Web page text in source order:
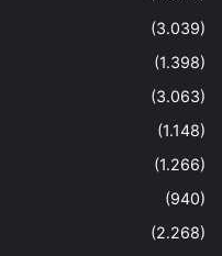
(3.039)
(1.398)
(3.063)
(1.148)
(1.266)
(940)
(2.268)